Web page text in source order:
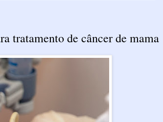
tratamento de câncer de mama